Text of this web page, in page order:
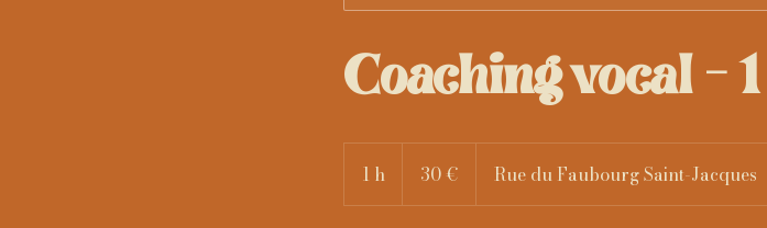
Coaching vocal -
1 h 30 € Rue du Faubourg Saint-Jacques